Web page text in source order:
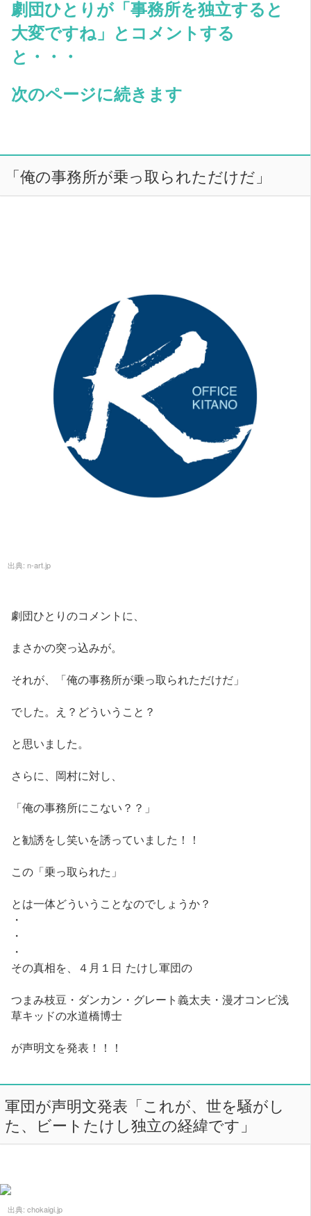
劇団ひとりが「事務所を独立すると
大変ですね」とコメントする
と・・・
次のページに続きます
「俺の事務所が乗っ取られただけだ」
出典: n-art.jp
劇団ひとりのコメントに、
まさかの突っ込みが。
それが、「俺の事務所が乗っ取られただけだ」
でした。え？どういうこと？
と思いました。
さらに、岡村に対し、
「俺の事務所にこない？？」
と勧誘をし笑いを誘っていました！！
この「乗っ取られた」
とは一体どういうことなのでしょうか？
・
・
・
その真相を、４月１日 たけし軍団の
つまみ枝豆・ダンカン・グレート義太夫・漫才コンビ浅
草キッドの水道橋博士
が声明文を発表！！！
軍団が声明文発表「これが、世を騒がし
た、ビートたけし独立の経緯です」
出典: chokaigi.jp